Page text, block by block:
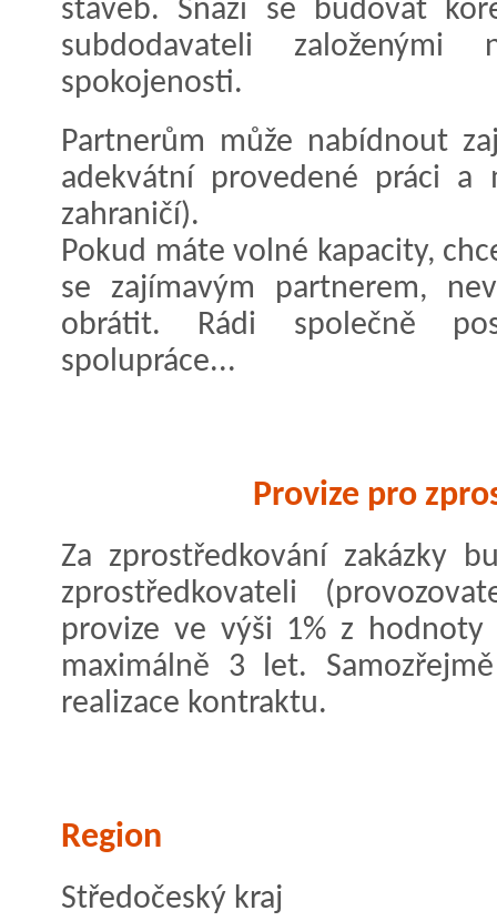
staveb. Snaží se budovat
subdodavateli
spokojenosti.
Partnerům může nabídnout
adekvátní provedené práci a
zahraničí).
Pokud máte volné kapacity,
se zajímavým partnerem,
obrátit. Rádi společně
spolupráce...
Provize pro
Za zprostředkování zakázky
zprostředkovateli
provize ve výši 1% z
maximálně 3 let.
realizace kontraktu.
Region
Středočeský kraj